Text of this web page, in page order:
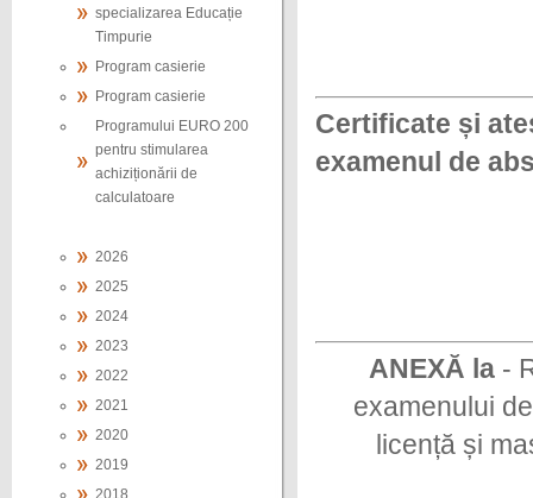
specializarea Educație
Timpurie
Program casierie
Program casierie
Programului EURO 200
pentru stimularea
achiziționării de
calculatoare
2026
2025
2024
2023
2022
2021
2020
2019
2018
Certificate și
examenul de
ANEXĂ la-
examenului
licență și